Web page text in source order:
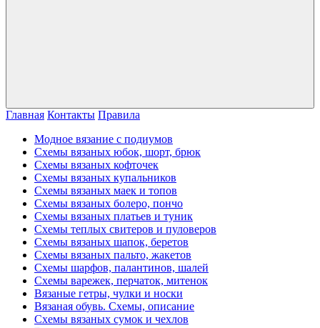
Главная Контакты Правила
Модное вязание с подиумов
Схемы вязаных юбок, шорт, брюк
Схемы вязаных кофточек
Схемы вязаных купальников
Схемы вязаных маек и топов
Схемы вязаных болеро, пончо
Схемы вязаных платьев и туник
Схемы теплых свитеров и пуловеров
Схемы вязаных шапок, беретов
Схемы вязаных пальто, жакетов
Схемы шарфов, палантинов, шалей
Схемы варежек, перчаток, митенок
Вязаные гетры, чулки и носки
Вязаная обувь. Схемы, описание
Схемы вязаных сумок и чехлов